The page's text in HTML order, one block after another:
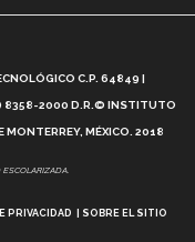
Tec? (video)
Artificial, Paola
C.P. 64849 |
8358-2000 D.R.© INSTITUTO
MONTERREY, MÉXICO. 2018
PRIVACIDAD SOBRE EL SITIO